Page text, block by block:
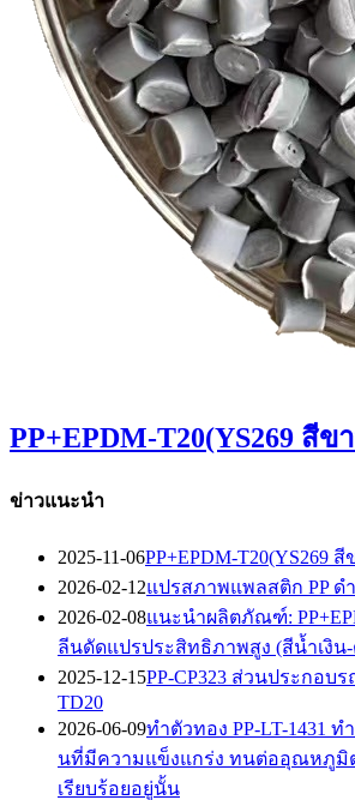
PP+EPDM-T20(YS269 สีข
ข่าวแนะนำ
2025-11-06PP+EPDM-T20(YS269
2026-02-12แปรสภาพแพลสติก PP ดำ
2026-02-08แนะนำผลิตภัณฑ์:
ลีนดัดแปรประสิทธิภาพสูง (สีน้ำเงิน
2025-12-15PP-CP323 ส่วนประกอบ
TD20
2026-06-09ทำตัวทอง PP-LT-1431
นที่มีความแข็งแกร่ง ทนต่ออุณหภูมิ
เรียบร้อยอยู่นั้น